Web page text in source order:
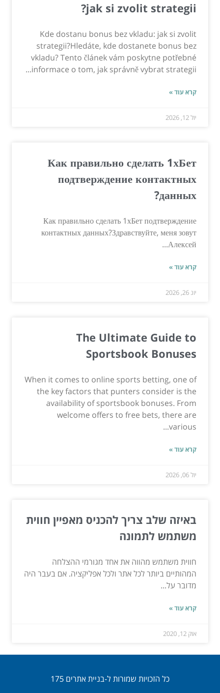
jak si zvolit strategii?
Kde dostanu bonus bez vkladu: jak si zvolit
strategii?Hledáte, kde dostanete bonus bez
vkladu? Tento článek vám poskytne potřebné
informace o tom, jak správně vybrat strategii...
קרא עוד »
יול 12, 2026
Как правильно сделать 1хБет
подтверждение контактных
данных?
Как правильно сделать 1хБет подтверждение
контактных данных?Здравствуйте, меня зовут
Алексей...
קרא עוד »
יונ 26, 2026
The Ultimate Guide to
Sportsbook Bonuses
When it comes to online sports betting, one of
the key factors that punters consider is the
availability of sportsbook bonuses. From
welcome offers to free bets, there are
various...
קרא עוד »
יול 06, 2026
באיזה שלב צריך להכניס מאפיין חווית
משתמש לתמונה
חווית משתמש מהווה את אחד מגורמי ההצלחה
המהותיים ביותר לכל אתר ולכל אפליקציה. אם בעבר היה
מדובר על...
קרא עוד »
אוק 12, 2020
כל הזכויות שמורות ל-בניית אתרים 175